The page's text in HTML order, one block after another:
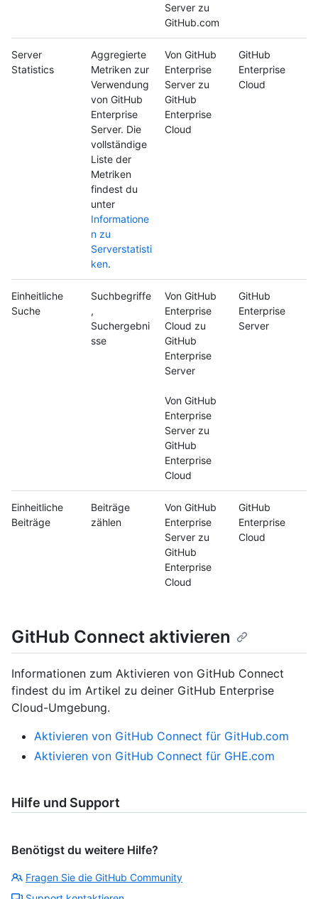
Server zu
GitHub.com
Server
Statistics
Aggregierte
Metriken zur
Verwendung
von GitHub
Enterprise
Server. Die
vollständige
Liste der
Metriken
findest du
unter
Informatione
n zu
Serverstatisti
ken.
Von GitHub
Enterprise
Server zu
GitHub
Enterprise
Cloud
GitHub
Enterprise
Cloud
Einheitliche
Suche
Suchbegriffe
,
Suchergebni
sse
Von GitHub
Enterprise
Cloud zu
GitHub
Enterprise
Server
Von GitHub
Enterprise
Server zu
GitHub
Enterprise
Cloud
GitHub
Enterprise
Server
Einheitliche
Beiträge
Beiträge
zählen
Von GitHub
Enterprise
Server zu
GitHub
Enterprise
Cloud
GitHub
Enterprise
Cloud
GitHub Connect aktivieren
Informationen zum Aktivieren von GitHub Connect
findest du im Artikel zu deiner GitHub Enterprise
Cloud-Umgebung.
Aktivieren von GitHub Connect für GitHub.com
Aktivieren von GitHub Connect für GHE.com
Hilfe und Support
Benötigst du weitere Hilfe?
Fragen Sie die GitHub Community